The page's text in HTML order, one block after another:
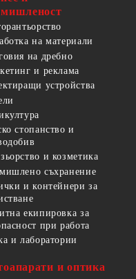
на материали
на дребно
и реклама
устройства
стопанство и
и козметика
съхранение
и контейнери за
екипировка за
при работа
и лаборатории
и оптика